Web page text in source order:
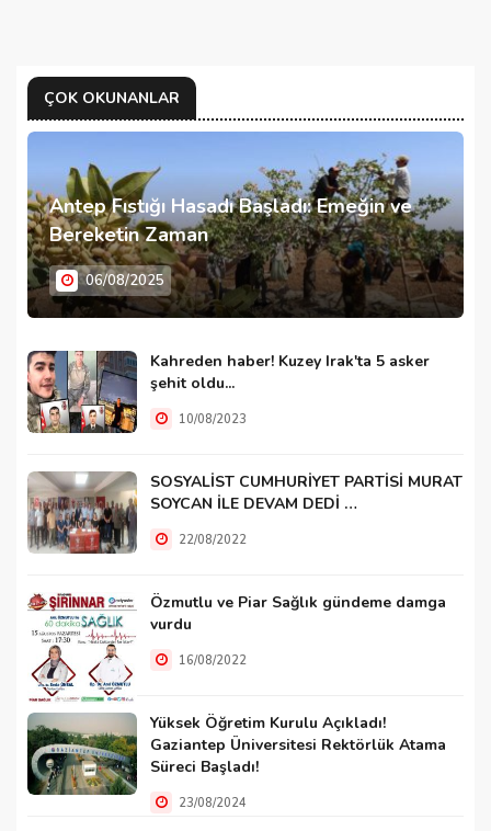
ÇOK OKUNANLAR
Antep Fıstığı Hasadı Başladı: Emeğin ve
Bereketin Zaman
06/08/2025
Kahreden haber! Kuzey Irak'ta 5 asker
şehit oldu...
10/08/2023
SOSYALİST CUMHURİYET PARTİSİ MURAT
SOYCAN İLE DEVAM DEDİ …
22/08/2022
Özmutlu ve Piar Sağlık gündeme damga
vurdu
16/08/2022
Yüksek Öğretim Kurulu Açıkladı!
Gaziantep Üniversitesi Rektörlük Atama
Süreci Başladı!
23/08/2024